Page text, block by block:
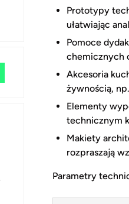
Prototypy
ułatwiając
Pomoce
chemicznych
Akcesoria
żywnością,
Elementy
technicznym
Makiety
rozpraszają
Parametry